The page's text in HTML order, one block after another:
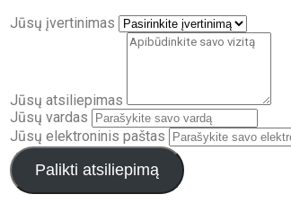
Jūsų įvertinimas
Jūsų atsiliepimas
Jūsų vardas
Jūsų elektroninis paštas
Palikti atsiliepimą